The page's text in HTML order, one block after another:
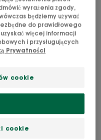
do Twoich
chemicznych,
blasku. Z kolei gdy
włosa są rozchylone -
opracowane tak,
się sebum wzdłuż
nawilżone,
wyrażenia zgody,
będziemy używać
do prawidłowego
więcej informacji
i przysługujących
Prywatności
cookie
cookie